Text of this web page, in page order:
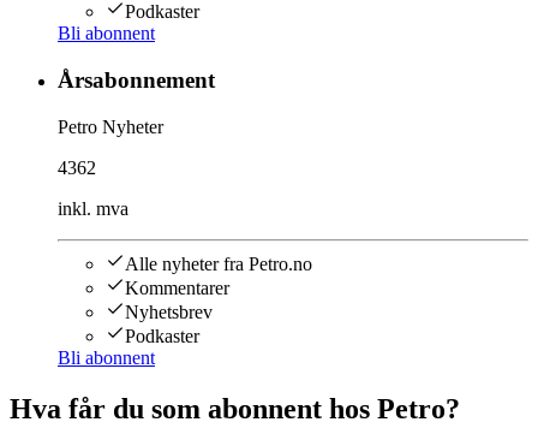
Podkaster
Bli abonnent
Årsabonnement
Petro Nyheter
4362
inkl. mva
Alle nyheter fra Petro.no
Kommentarer
Nyhetsbrev
Podkaster
Bli abonnent
Hva får du som abonnent hos Petro?